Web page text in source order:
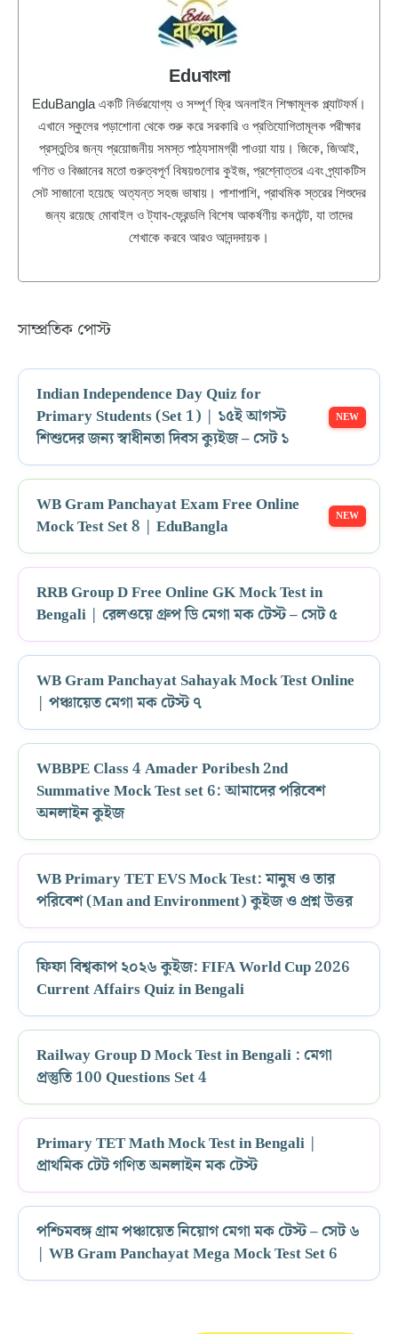
Eduবাংলা
EduBangla একটি নির্ভরযোগ্য ও সম্পূর্ণ ফ্রি অনলাইন শিক্ষামূলক প্ল্যাটফর্ম।
এখানে স্কুলের পড়াশোনা থেকে শুরু করে সরকারি ও প্রতিযোগিতামূলক পরীক্ষার
প্রস্তুতির জন্য প্রয়োজনীয় সমস্ত পাঠ্যসামগ্রী পাওয়া যায়। জিকে, জিআই,
গণিত ও বিজ্ঞানের মতো গুরুত্বপূর্ণ বিষয়গুলোর কুইজ, প্রশ্নোত্তর এবং প্র্যাকটিস
সেট সাজানো হয়েছে অত্যন্ত সহজ ভাষায়। পাশাপাশি, প্রাথমিক স্তরের শিশুদের
জন্য রয়েছে মোবাইল ও ট্যাব-ফ্রেন্ডলি বিশেষ আকর্ষণীয় কনটেন্ট, যা তাদের
শেখাকে করবে আরও আনন্দদায়ক।
সাম্প্রতিক পোস্ট
Indian Independence Day Quiz for
Primary Students (Set 1) | ১৫ই আগস্ট
শিশুদের জন্য স্বাধীনতা দিবস ক্যুইজ – সেট ১
WB Gram Panchayat Exam Free Online
Mock Test Set 8 | EduBangla
RRB Group D Free Online GK Mock Test in
Bengali | রেলওয়ে গ্রুপ ডি মেগা মক টেস্ট – সেট ৫
WB Gram Panchayat Sahayak Mock Test Online
| পঞ্চায়েত মেগা মক টেস্ট ৭
WBBPE Class 4 Amader Poribesh 2nd
Summative Mock Test set 6: আমাদের পরিবেশ
অনলাইন কুইজ
WB Primary TET EVS Mock Test: মানুষ ও তার
পরিবেশ (Man and Environment) কুইজ ও প্রশ্ন উত্তর
ফিফা বিশ্বকাপ ২০২৬ কুইজ: FIFA World Cup 2026
Current Affairs Quiz in Bengali
Railway Group D Mock Test in Bengali : মেগা
প্রস্তুতি 100 Questions Set 4
Primary TET Math Mock Test in Bengali |
প্রাথমিক টেট গণিত অনলাইন মক টেস্ট
পশ্চিমবঙ্গ গ্রাম পঞ্চায়েত নিয়োগ মেগা মক টেস্ট – সেট ৬
| WB Gram Panchayat Mega Mock Test Set 6